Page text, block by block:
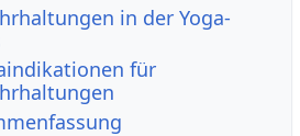
in der Yoga-
für